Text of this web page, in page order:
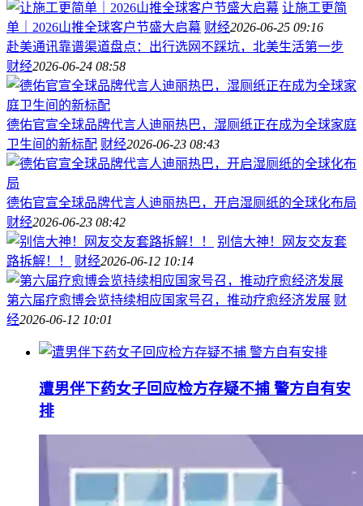
让施工更简
单｜2026山推全球客户节盛大启幕 财经2026-06-25 09:16
赴美通讯靠谱渠道盘点：出行选网不踩坑，北美生活第一步
财经2026-06-24 08:58
德佑官宣全球品牌代言人迪丽热巴，湿厕纸正在成为全球家庭
卫生间的新标配 财经2026-06-23 08:43
德佑官宣全球品牌代言人迪丽热巴，开启湿厕纸的全球化布局
财经2026-06-23 08:42
别信大神！网友交友套
路拆解！！
财经2026-06-12 10:14
第六届疗愈博会览持续相应国家号召，推动疗愈经济发展 财
经2026-06-12 10:01
遭男伴下药女子回应检方存疑不捕 警方自有安
排